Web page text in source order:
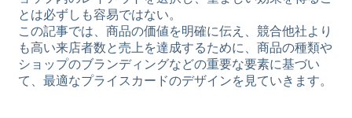
とは必ずしも容易ではない。
この記事では、商品の価値を明確に伝え、競合他社より
も高い来店者数と売上を達成するために、商品の種類や
ショップのブランディングなどの重要な要素に基づい
て、最適なプライスカードのデザインを見ていきます。